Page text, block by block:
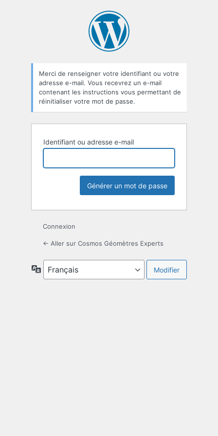
oublié
Merci de renseigner votre identifiant ou votre
adresse e-mail. Vous recevrez un e-mail
contenant les instructions vous permettant de
réinitialiser votre mot de passe.
Identifiant ou adresse e-mail
Connexion
← Aller sur Cosmos Géomètres Experts
Langue